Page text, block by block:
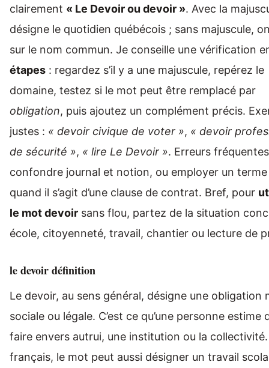
clairement « Le Devoir ou devoir ». Avec la
désigne le quotidien québécois ; sans majuscule,
sur le nom commun. Je conseille une vérification
étapes : regardez s’il y a une majuscule, repérez le
domaine, testez si le mot peut être remplacé par
obligation, puis ajoutez un complément précis.
justes : « devoir civique de voter », « devoir
de sécurité », « lire Le Devoir ». Erreurs
confondre journal et notion, ou employer un
quand il s’agit d’une clause de contrat. Bref, pour
le mot devoir sans flou, partez de la situation
école, citoyenneté, travail, chantier ou lecture de
le devoir définition
Le devoir, au sens général, désigne une obligation
sociale ou légale. C’est ce qu’une personne estime
faire envers autrui, une institution ou la
français, le mot peut aussi désigner un travail